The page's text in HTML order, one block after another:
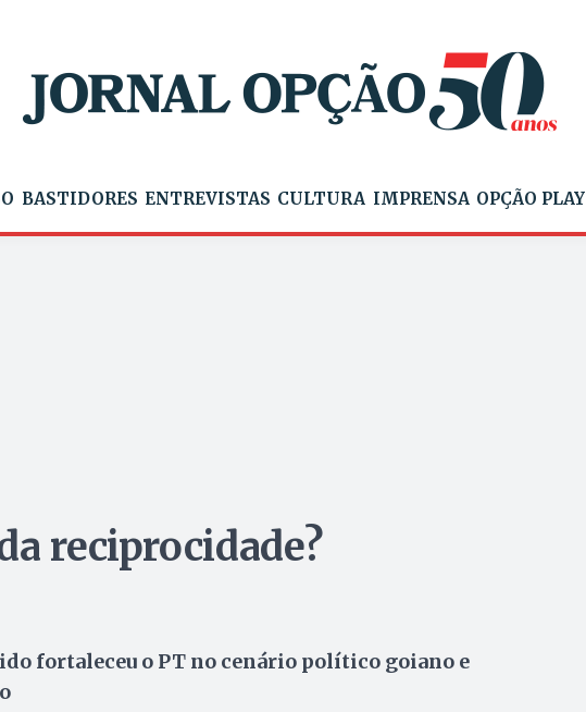
BASTIDORES ENTREVISTAS CULTURA IMPRENSA OPÇÃO PLAY
reciprocidade?
fortaleceu o PT no cenário político goiano e